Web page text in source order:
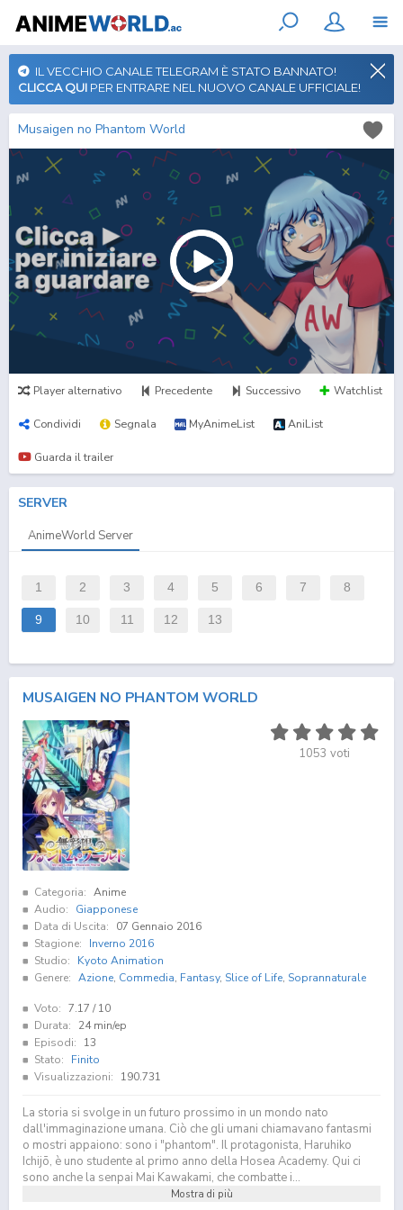
IL VECCHIO CANALE TELEGRAM È STATO BANNATO!
CLICCA QUI PER ENTRARE NEL NUOVO CANALE UFFICIALE!
Musaigen no Phantom World
Player alternativo Precedente Successivo Watchlist
Condividi Segnala MyAnimeList AniList
Guarda il trailer
SERVER
AnimeWorld Server
1 2 3 4 5 6 7 8
9 10 11 12 13
MUSAIGEN NO PHANTOM WORLD
1053 voti
Categoria: Anime
Audio:
Giapponese
Data di Uscita:
07 Gennaio 2016
Stagione:
Inverno 2016
Studio:
Kyoto Animation
Genere: Azione, Commedia, Fantasy, Slice of Life, Soprannaturale
Voto: 7.17 / 10
Durata:
24 min/ep
Episodi:
13
Stato:
Finito
Visualizzazioni:
190.731
La storia si svolge in un futuro prossimo in un mondo nato
dall'immaginazione umana. Ciò che gli umani chiamavano fantasmi
o mostri appaiono: sono i "phantom". Il protagonista, Haruhiko
Ichijō, è uno studente al primo anno della Hosea Academy. Qui ci
sono anche la senpai Mai Kawakami, che combatte i...
Mostra di più